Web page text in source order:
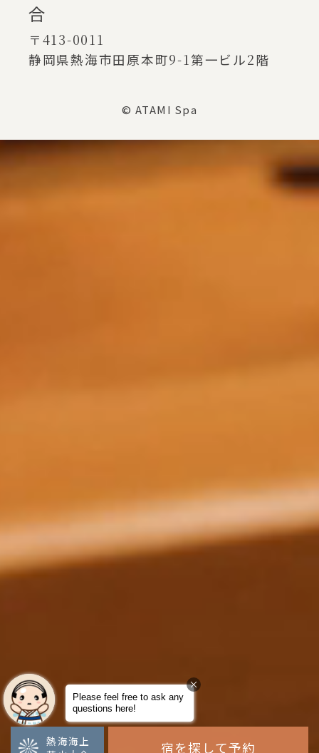
合
〒413-0011
静岡県熱海市田原本町9-1 第一ビル2階
© ATAMI Spa
熱海海上
宿を探して予約